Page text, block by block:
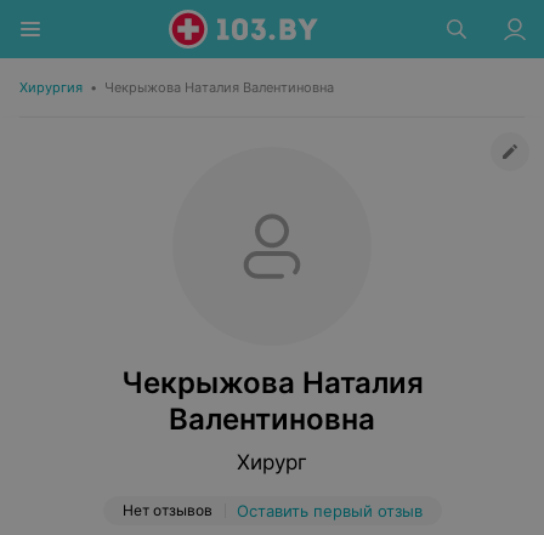
Хирургия • Чекрыжова Наталия Валентиновна
Чекрыжова Наталия
Валентиновна
Хирург
Нет отзывов Оставить первый отзыв